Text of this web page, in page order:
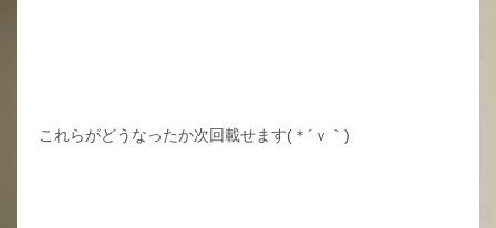
これらがどうなったか次回載せます(＊´ｖ｀)